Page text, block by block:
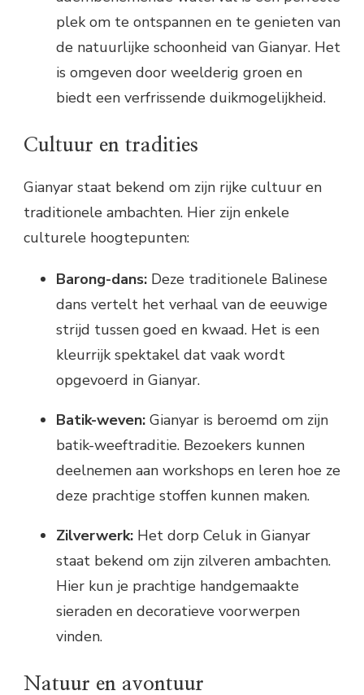
plek om te ontspannen en te genieten van
de natuurlijke schoonheid van Gianyar. Het
is omgeven door weelderig groen en
biedt een verfrissende duikmogelijkheid.
Cultuur en tradities
Gianyar staat bekend om zijn rijke cultuur en
traditionele ambachten. Hier zijn enkele
culturele hoogtepunten:
Barong-dans: Deze traditionele Balinese
dans vertelt het verhaal van de eeuwige
strijd tussen goed en kwaad. Het is een
kleurrijk spektakel dat vaak wordt
opgevoerd in Gianyar.
Batik-weven: Gianyar is beroemd om zijn
batik-weeftraditie. Bezoekers kunnen
deelnemen aan workshops en leren hoe ze
deze prachtige stoffen kunnen maken.
Zilverwerk: Het dorp Celuk in Gianyar
staat bekend om zijn zilveren ambachten.
Hier kun je prachtige handgemaakte
sieraden en decoratieve voorwerpen
vinden.
Natuur en avontuur